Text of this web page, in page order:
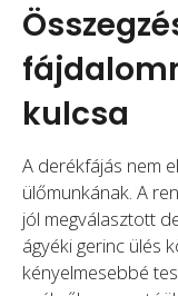
kulcsa
A derékfájás nem
ülőmunkának. A
jól megválasztott
ágyéki gerinc ülés
kényelmesebbé